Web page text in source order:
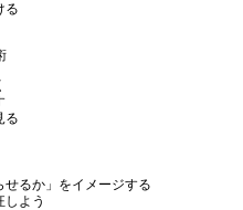
る
る
るか」をイメージする
よう